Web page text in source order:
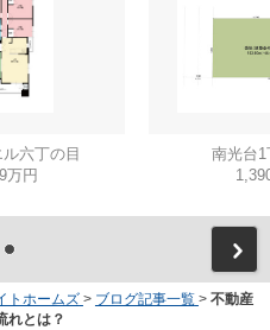
六丁の目
万円
南光台
トホームズ > ブログ記事一覧 > 不動産
れとは？